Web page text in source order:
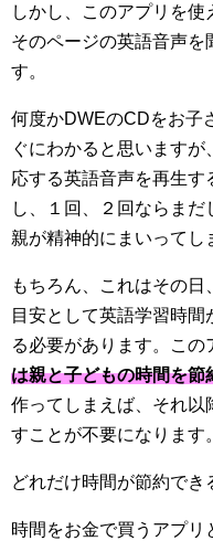
しかし、このアプリを
そのページの英語音声を
す。
何度かDWEのCDをお子
ぐにわかると思います
応する英語音声を再生す
し、１回、２回ならま
親が精神的にまいってし
もちろん、これはその
目安として英語学習時間
る必要があります。この
は親と子どもの時間を節
作ってしまえば、それ以
すことが不要になります
どれだけ時間が節約でき
時間をお金で買うアプリ